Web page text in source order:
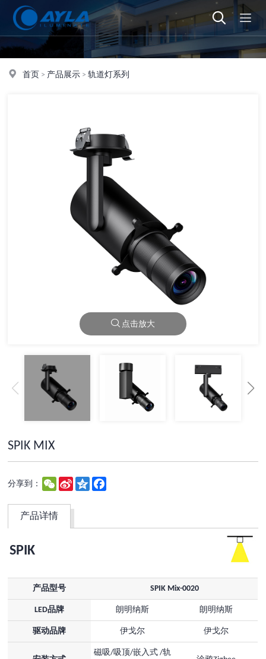
首页 >产品展示 >轨道灯系列
点击放大
SPIK MIX
分享到： WeChatSina
Weibo
Qzone
产品详情
SPIK
产品型号 SPIK Mix-0020
LED品牌 朗明纳斯 朗明纳斯
驱动品牌 伊戈尔 伊戈尔
磁吸/吸顶/嵌入式 /轨